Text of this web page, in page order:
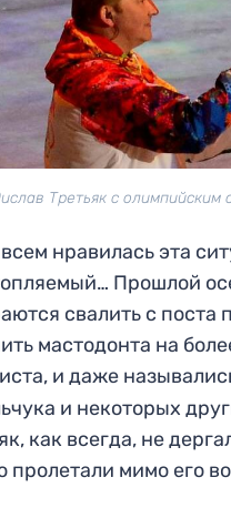
Третьяк с
нравилась эта
Прошлой
свалить с
мастодонта на
и даже
и некоторых
как всегда, не
пролетали мимо его